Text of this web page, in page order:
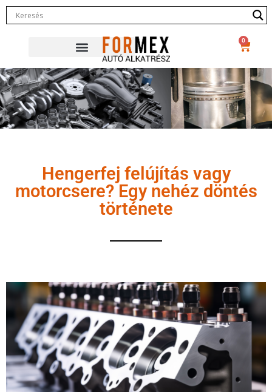
0
Hengerfej felújítás vagy
motorcsere? Egy nehéz döntés
története